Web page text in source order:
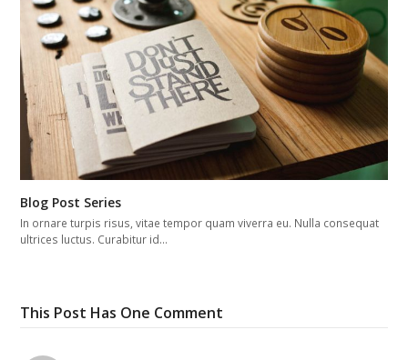
Blog Post Series
In ornare turpis risus, vitae tempor quam viverra eu. Nulla consequat
ultrices luctus. Curabitur id…
This Post Has One Comment